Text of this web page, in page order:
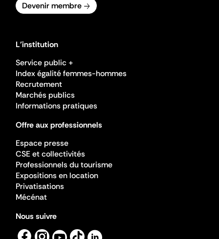
Devenir membre
L'institution
Service public +
Index égalité femmes-hommes
Recrutement
Marchés publics
Informations pratiques
Offre aux professionnels
Espace presse
CSE et collectivités
Professionnels du tourisme
Expositions en location
Privatisations
Mécénat
Nous suivre